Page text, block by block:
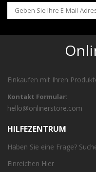
Einkaufen mit Ihren
Kontakt Formular:
hello@onlinerstore.com
HILFEZENTRUM
Haben Sie eine Frage?
Einreichen Hier